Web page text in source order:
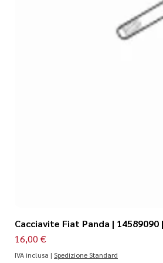
Cacciavite Fiat Panda |
Prezzo
16,00 €
IVA inclusa | Spedizione Standard